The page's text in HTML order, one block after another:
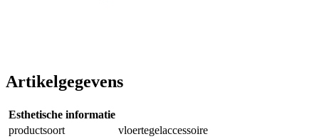
Artikelgegevens
Esthetische informatie
productsoort
vloertegelaccessoire